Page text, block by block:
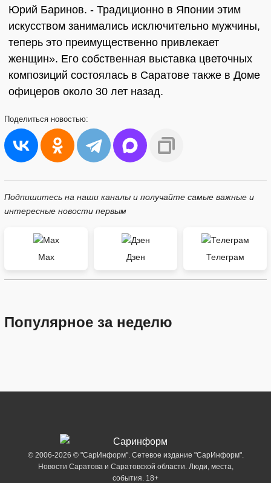
Юрий Баринов. - Традиционно в Японии этим
искусством занимались исключительно мужчины,
теперь это преимущественно привлекает
женщин». Его собственная выставка цветочных
композиций состоялась в Саратове также в Доме
офицеров около 30 лет назад.
Поделиться новостью:
Подпишитесь на наши каналы и получайте самые важные и
интересные новости первым
Max Дзен Телеграм
Популярное за неделю
© 2006-2026 © "СарИнформ". Сетевое издание "СарИнформ".
Новости Саратова и Саратовской области. Люди, места,
события. 18+